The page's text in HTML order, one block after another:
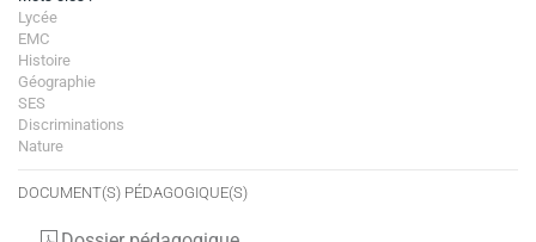
Lycée
EMC
Histoire
Géographie
SES
Discriminations
Nature
DOCUMENT(S) PÉDAGOGIQUE(S)